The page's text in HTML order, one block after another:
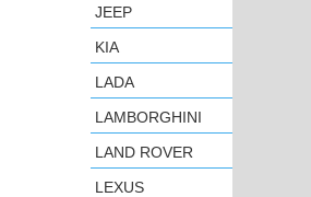
JEEP
KIA
LADA
LAMBORGHINI
LAND ROVER
LEXUS